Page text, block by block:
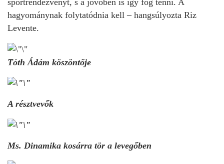
hagyománynak folytatódnia kell – hangsúlyozta Riz
Levente.
Tóth Ádám köszöntője
A résztvevők
Ms. Dinamika kosárra tör a levegőben